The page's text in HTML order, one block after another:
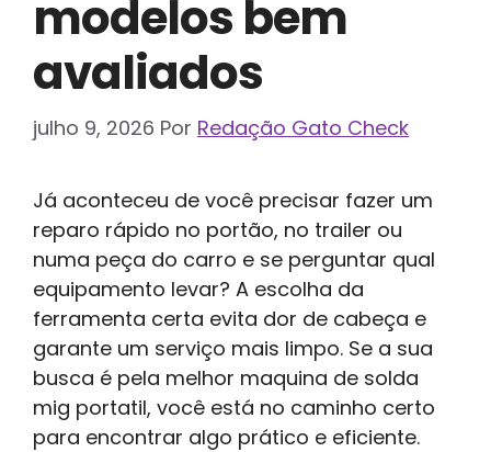
modelos bem
avaliados
julho 9, 2026 Por Redação Gato Check
Já aconteceu de você precisar fazer um
reparo rápido no portão, no trailer ou
numa peça do carro e se perguntar qual
equipamento levar? A escolha da
ferramenta certa evita dor de cabeça e
garante um serviço mais limpo. Se a sua
busca é pela melhor maquina de solda
mig portatil, você está no caminho certo
para encontrar algo prático e eficiente.